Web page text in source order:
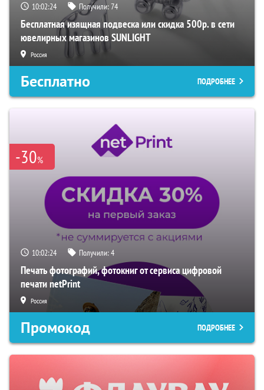
10:02:23 Получили:74
Бесплатная изящная подвеска или скидка 500р. в сети
ювелирных магазинов SUNLIGHT
Россия
Бесплатно ПОДРОБНЕЕ
-30%
10:02:23 Получили:4
Печать фотографий, фотокниг от сервиса цифровой
печати netPrint
Россия
Промокод ПОДРОБНЕЕ